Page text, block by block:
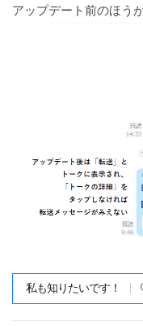
アップデート前のほう
私も知りたいです！